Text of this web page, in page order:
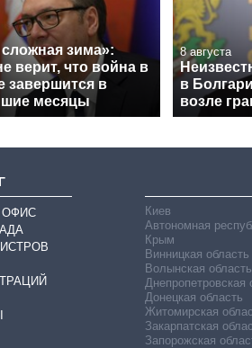
зима»:
верит, что война в
завершится в
месяцы
8 августа
в
возле
ОФИС
Киев
Автономная
Крым
Винницкая область
Волынская область
Днепропетровская
Донецкая область
Житомирская
Закарпатская
Запорожская